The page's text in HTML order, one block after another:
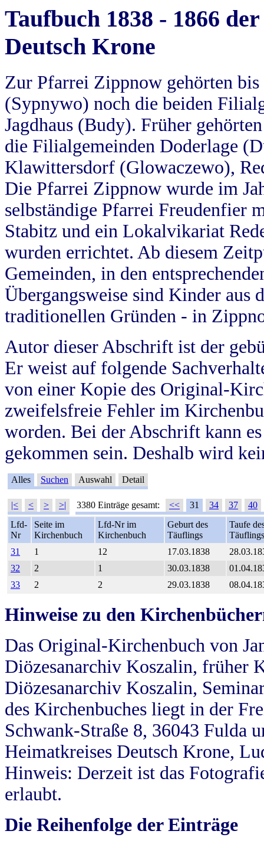
Taufbuch 1838 - 1866
Deutsch Krone
Zur Pfarrei Zippnow gehörten
(Sypnywo) noch die beiden
Jagdhaus (Budy). Früher
die Filialgemeinden Doderlage
Klawittersdorf (Glowaczewo),
Die Pfarrei Zippnow wurde im
selbständige Pfarrei Freudenfier
Stabitz und ein Lokalvikariat
wurden errichtet. Ab diesem
Gemeinden, in den
Übergangsweise sind Kinder aus
traditionellen Gründen - in
Autor dieser Abschrift ist der
Er weist auf folgende
von einer Kopie des Original-
zweifelsfreie Fehler im
worden. Bei der Abschrift kann
gekommen sein. Deshalb wird
Alles Suchen Auswahl Detail
|< < > >| 3380 Einträge gesamt: << 31 34 37
40
Lfd-
Nr
Seite im
Kirchenbuch
Lfd-Nr im
Kirchenbuch
Geburt des
Täuflings
Taufe
Täuflings
31
1 12 17.03.1838
32
2 1 30.03.1838
33
2 2 29.03.1838
Hinweise zu den
Das Original-Kirchenbuch von
Diözesanarchiv Koszalin, früher
Diözesanarchiv Koszalin,
des Kirchenbuches liegt in der
Schwank-Straße 8, 36043 Fulda
Heimatkreises Deutsch Krone,
Hinweis: Derzeit ist das
erlaubt.
Die Reihenfolge der Einträge